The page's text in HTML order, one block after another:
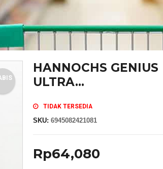
HANNOCHS GENIUS
ULTRA...
TIDAK TERSEDIA
SKU:6945082421081
Rp64,080